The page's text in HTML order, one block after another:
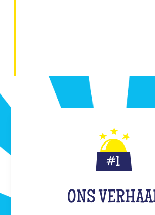
ONS